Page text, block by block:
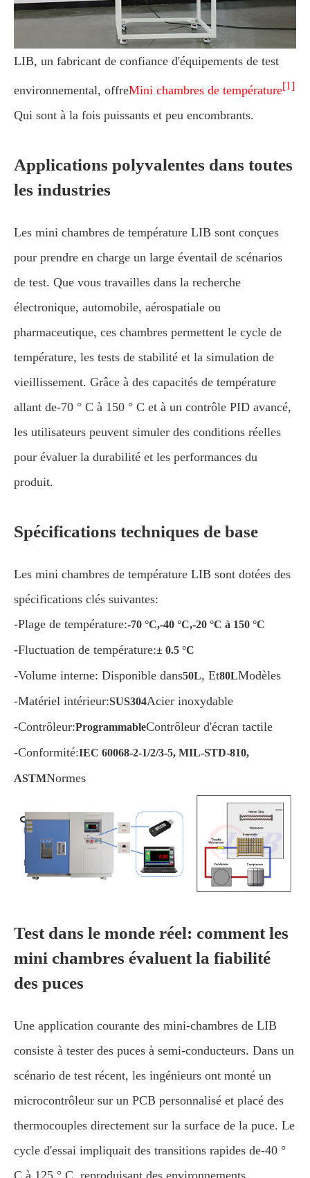
LIB, un fabricant de confiance d'équipements de test
environnemental, offreMini chambres de température[1]
Qui sont à la fois puissants et peu encombrants.
Applications polyvalentes dans toutes
les industries
Les mini chambres de température LIB sont conçues
pour prendre en charge un large éventail de scénarios
de test. Que vous travailles dans la recherche
électronique, automobile, aérospatiale ou
pharmaceutique, ces chambres permettent le cycle de
température, les tests de stabilité et la simulation de
vieillissement. Grâce à des capacités de température
allant de-70 ° C à 150 ° C et à un contrôle PID avancé,
les utilisateurs peuvent simuler des conditions réelles
pour évaluer la durabilité et les performances du
produit.
Spécifications techniques de base
Les mini chambres de température LIB sont dotées des
spécifications clés suivantes:
-Plage de température:-70 °C,-40 °C,-20 °C à 150 °C
-Fluctuation de température:± 0.5 °C
-Volume interne: Disponible dans50L, Et80LModèles
-Matériel intérieur:SUS304Acier inoxydable
-Contrôleur:ProgrammableContrôleur d'écran tactile
-Conformité:IEC 60068-2-1/2/3-5, MIL-STD-810,
ASTMNormes
Test dans le monde réel: comment les
mini chambres évaluent la fiabilité
des puces
Une application courante des mini-chambres de LIB
consiste à tester des puces à semi-conducteurs. Dans un
scénario de test récent, les ingénieurs ont monté un
microcontrôleur sur un PCB personnalisé et placé des
thermocouples directement sur la surface de la puce. Le
cycle d'essai impliquait des transitions rapides de-40 °